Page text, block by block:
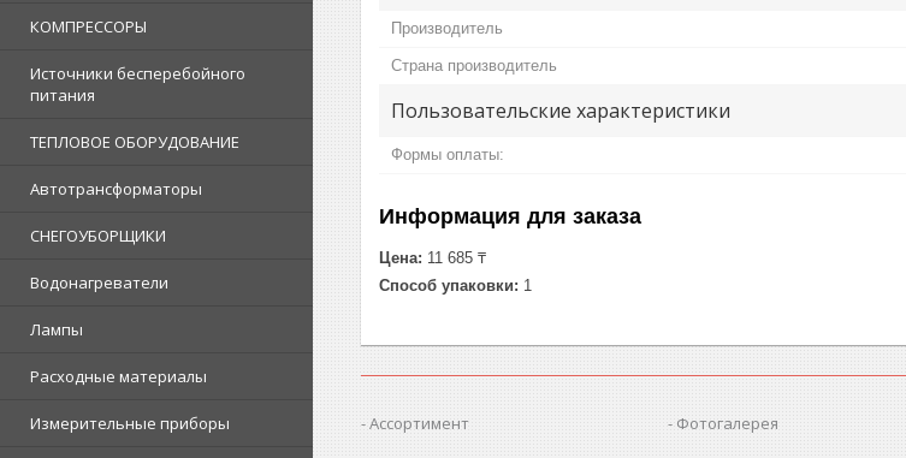
КОМПРЕССОРЫ
Источники бесперебойного
питания
ТЕПЛОВОЕ ОБОРУДОВАНИЕ
Автотрансформаторы
СНЕГОУБОРЩИКИ
Водонагреватели
Лампы
Расходные материалы
Измерительные приборы
Производитель
Страна производитель
Пользовательские характеристики
Формы оплаты:
Информация для заказа
Цена: 11 685 ₸
Способ упаковки: 1
Ассортимент Фотогалерея